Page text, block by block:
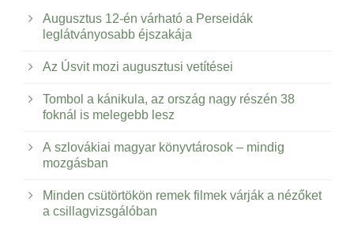
Augusztus 12-én várható a Perseidák
leglátványosabb éjszakája
Az Úsvit mozi augusztusi vetítései
Tombol a kánikula, az ország nagy részén 38
foknál is melegebb lesz
A szlovákiai magyar könyvtárosok – mindig
mozgásban
Minden csütörtökön remek filmek várják a nézőket
a csillagvizsgálóban